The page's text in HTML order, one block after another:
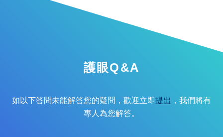
護眼Q&A
如以下答問未能解答您的疑問，歡迎立即提出 ，我們將有
專人為您解答。